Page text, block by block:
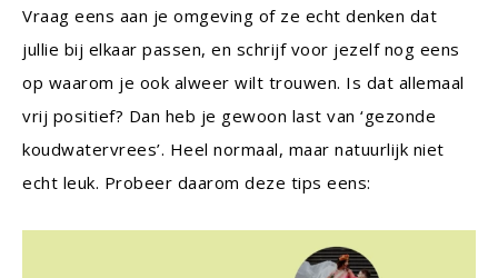
Vraag eens aan je omgeving of ze echt denken dat
jullie bij elkaar passen, en schrijf voor jezelf nog eens
op waarom je ook alweer wilt trouwen. Is dat allemaal
vrij positief? Dan heb je gewoon last van ‘gezonde
koudwatervrees’. Heel normaal, maar natuurlijk niet
echt leuk. Probeer daarom deze tips eens: